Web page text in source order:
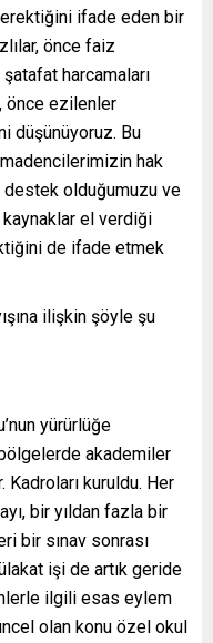
ifade eden bir
önce faiz
harcamaları
önce ezilenler
düşünüyoruz. Bu
hak
destek olduğumuzu ve
el verdiği
de ifade etmek
ilişkin şöyle şu
yürürlüğe
akademiler
kuruldu. Her
bir yıldan fazla bir
bir sınav sonrası
işi de artık geride
ilgili esas eylem
olan konu özel okul